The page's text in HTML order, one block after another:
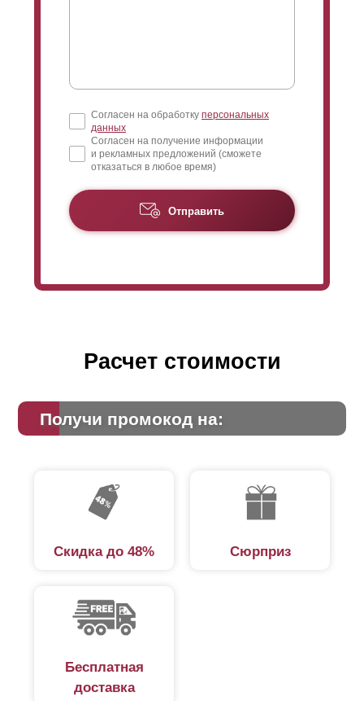
позволяет просматривать, кто проходит мимо вашего
Согласен на обработку персональных
данных
Согласен на получение информации
и рекламных предложений (сможете
отказаться в любое время)
Отправить
Расчет стоимости
Получи промокод на:
Скидка до 48% Сюрприз
Бесплатная
доставка